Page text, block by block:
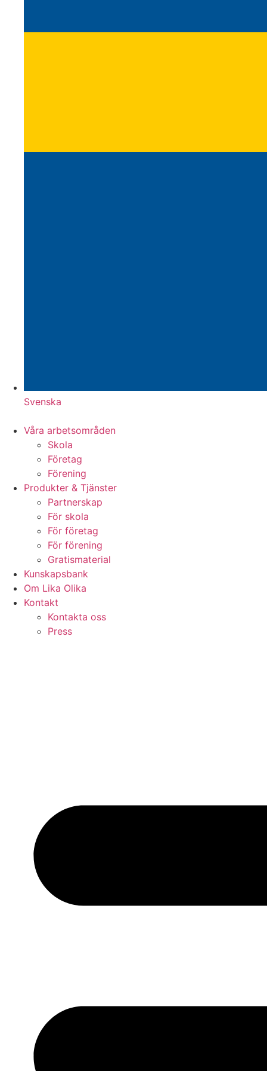
Svenska
Våra arbetsområden
Skola
Företag
Förening
Produkter & Tjänster
Partnerskap
För skola
För företag
För förening
Gratismaterial
Kunskapsbank
Om Lika Olika
Kontakt
Kontakta oss
Press